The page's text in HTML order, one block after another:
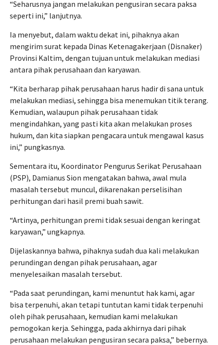
“Seharusnya jangan melakukan pengusiran secara paksa
seperti ini,” lanjutnya.
Ia menyebut, dalam waktu dekat ini, pihaknya akan
mengirim surat kepada Dinas Ketenagakerjaan (Disnaker)
Provinsi Kaltim, dengan tujuan untuk melakukan mediasi
antara pihak perusahaan dan karyawan.
“Kita berharap pihak perusahaan harus hadir di sana untuk
melakukan mediasi, sehingga bisa menemukan titik terang.
Kemudian, walaupun pihak perusahaan tidak
mengindahkan, yang pasti kita akan melakukan proses
hukum, dan kita siapkan pengacara untuk mengawal kasus
ini,” pungkasnya.
Sementara itu, Koordinator Pengurus Serikat Perusahaan
(PSP), Damianus Sion mengatakan bahwa, awal mula
masalah tersebut muncul, dikarenakan perselisihan
perhitungan dari hasil premi buah sawit.
“Artinya, perhitungan premi tidak sesuai dengan keringat
karyawan,” ungkapnya.
Dijelaskannya bahwa, pihaknya sudah dua kali melakukan
perundingan dengan pihak perusahaan, agar
menyelesaikan masalah tersebut.
“Pada saat perundingan, kami menuntut hak kami, agar
bisa terpenuhi, akan tetapi tuntutan kami tidak terpenuhi
oleh pihak perusahaan, kemudian kami melakukan
pemogokan kerja. Sehingga, pada akhirnya dari pihak
perusahaan melakukan pengusiran secara paksa,” bebernya.